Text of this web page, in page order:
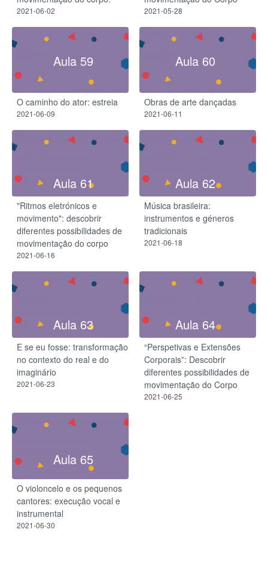
2021-06-02 2021-05-28
Aula 59
O caminho do ator: estreia
2021-06-09
Aula 60
Obras de arte dançadas
2021-06-11
Aula 61
"Ritmos eletrónicos e
movimento": descobrir
diferentes possibilidades de
movimentação do corpo
2021-06-16
Aula 62
Música brasileira:
instrumentos e géneros
tradicionais
2021-06-18
Aula 63
E se eu fosse: transformação
no contexto do real e do
imaginário
2021-06-23
Aula 64
“Perspetivas e Extensões
Corporais”: Descobrir
diferentes possibilidades de
movimentação do Corpo
2021-06-25
Aula 65
O violoncelo e os pequenos
cantores: execução vocal e
instrumental
2021-06-30